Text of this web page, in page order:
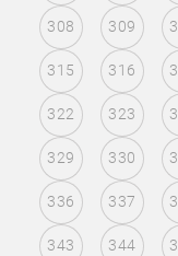
308 309
315 316
322 323
329 330
336 337
343 344